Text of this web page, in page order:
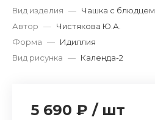
Вид изделия — Чашка с блюдцем
Автор — Чистякова Ю.А.
Форма — Идиллия
Вид рисунка — Календа-2
5 690 ₽ / шт